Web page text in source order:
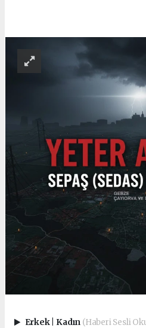
Erkek Kadın (Haberi Sesli